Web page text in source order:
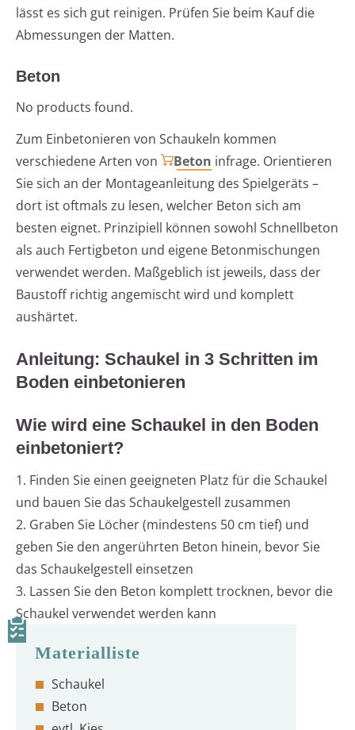
lässt es sich gut reinigen. Prüfen Sie beim Kauf die
Abmessungen der Matten.
Beton
No products found.
Zum Einbetonieren von Schaukeln kommen
verschiedene Arten von
Beton infrage. Orientieren
Sie sich an der Montageanleitung des Spielgeräts –
dort ist oftmals zu lesen, welcher Beton sich am
besten eignet. Prinzipiell können sowohl Schnellbeton
als auch Fertigbeton und eigene Betonmischungen
verwendet werden. Maßgeblich ist jeweils, dass der
Baustoff richtig angemischt wird und komplett
aushärtet.
Anleitung: Schaukel in 3 Schritten im
Boden einbetonieren
Wie wird eine Schaukel in den Boden
einbetoniert?
1. Finden Sie einen geeigneten Platz für die Schaukel
und bauen Sie das Schaukelgestell zusammen
2. Graben Sie Löcher (mindestens 50 cm tief) und
geben Sie den angerührten Beton hinein, bevor Sie
das Schaukelgestell einsetzen
3. Lassen Sie den Beton komplett trocknen, bevor die
Schaukel verwendet werden kann
Schaukel
Beton